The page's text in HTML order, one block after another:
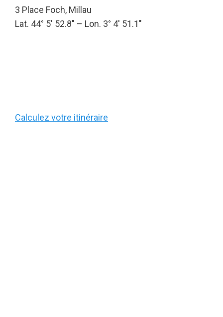
3 Place Foch, Millau
Lat. 44° 5′ 52.8″ – Lon. 3° 4′ 51.1″
Calculez votre itinéraire